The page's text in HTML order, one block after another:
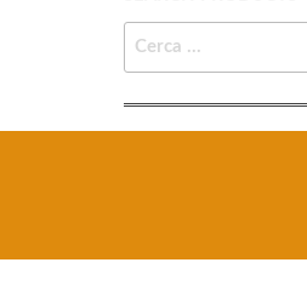
RICERCA